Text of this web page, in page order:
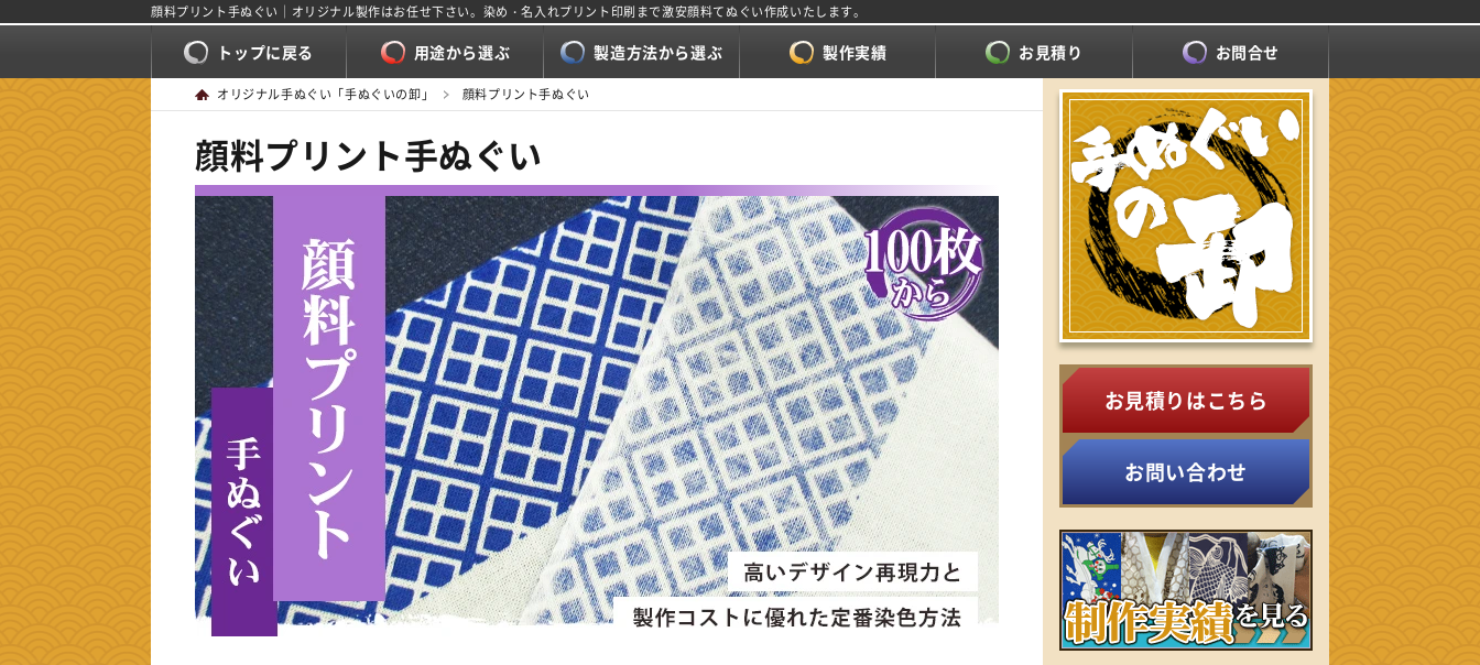
顔料プリント手ぬぐい｜オリジナル製作はお任せ下さい。染め・名入れプリント印刷まで激安顔料てぬぐい作成いたします。
トップに戻る 用途から選ぶ 製造方法から選ぶ 製作実績 お見積り お問合せ
オリジナル手ぬぐい「手ぬぐいの卸」 顔料プリント手ぬぐい
顔料プリント手ぬぐい
お見積りはこちら
お問い合わせ